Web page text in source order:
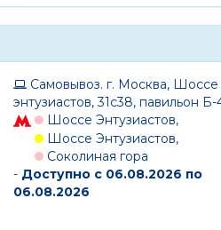
Самовывоз. г. Москва, Шоссе
энтузиастов, 31с38, павильон Б-
Шоссе Энтузиастов,
Шоссе Энтузиастов,
Соколиная гора
- Доступно с 06.08.2026 по
06.08.2026